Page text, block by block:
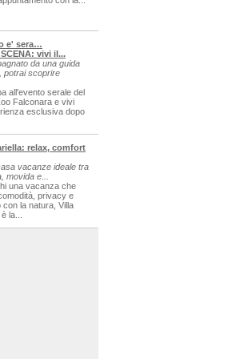
e' sera…
vivi il...
da una guida
potrai scoprire
all'evento serale del
Falconara e vivi
esclusiva dopo
relax, comfort
vacanze ideale tra
movida e...
una vacanza che
privacy e
con la natura, Villa
la...